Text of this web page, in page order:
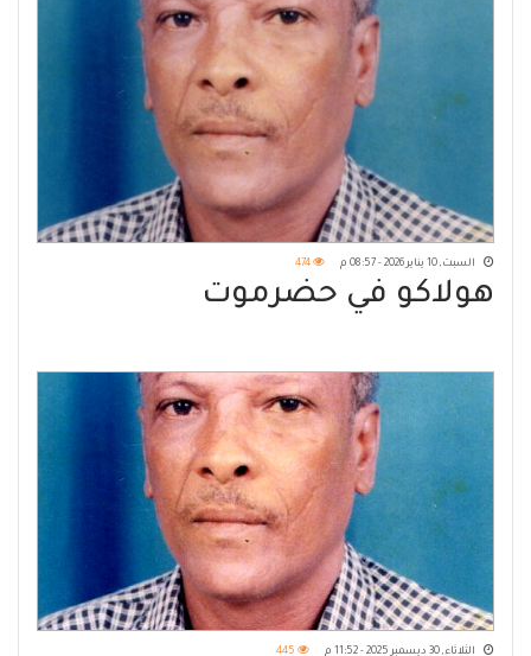
السبت, 10 يناير 2026 - 08:57 م 474
هولاكو في حضرموت
الثلاثاء, 30 ديسمبر 2025 - 11:52 م 445